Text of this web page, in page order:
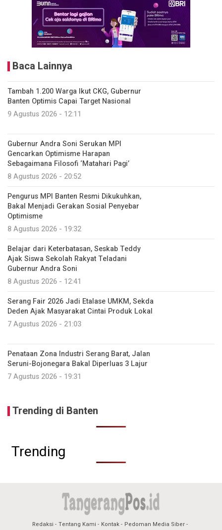
Baca Lainnya
Tambah 1.200 Warga Ikut CKG, Gubernur
Banten Optimis Capai Target Nasional
9 Agustus 2026 - 12:11
Gubernur Andra Soni Serukan MPI
Gencarkan Optimisme Harapan
Sebagaimana Filosofi ‘Matahari Pagi’
8 Agustus 2026 - 20:52
Pengurus MPI Banten Resmi Dikukuhkan,
Bakal Menjadi Gerakan Sosial Penyebar
Optimisme
8 Agustus 2026 - 19:32
Belajar dari Keterbatasan, Seskab Teddy
Ajak Siswa Sekolah Rakyat Teladani
Gubernur Andra Soni
8 Agustus 2026 - 12:41
Serang Fair 2026 Jadi Etalase UMKM, Sekda
Deden Ajak Masyarakat Cintai Produk Lokal
7 Agustus 2026 - 21:03
Penataan Zona Industri Serang Barat, Jalan
Seruni-Bojonegara Bakal Diperluas 3 Lajur
7 Agustus 2026 - 19:31
Trending di Banten
Trending
Redaksi Tentang Kami Kontak Pedoman Media Siber